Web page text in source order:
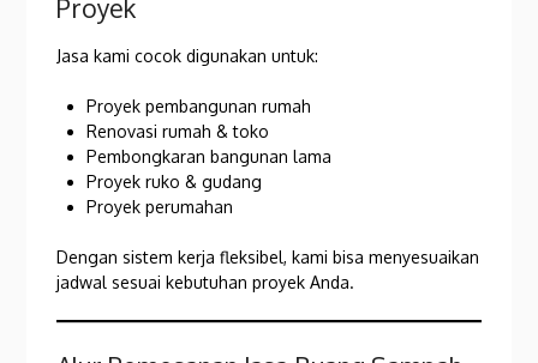
Proyek
Jasa kami cocok digunakan untuk:
Proyek pembangunan rumah
Renovasi rumah & toko
Pembongkaran bangunan lama
Proyek ruko & gudang
Proyek perumahan
Dengan sistem kerja fleksibel, kami bisa menyesuaikan
jadwal sesuai kebutuhan proyek Anda.